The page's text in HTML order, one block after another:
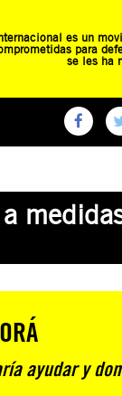
es un
para
se les ha
ayudar y